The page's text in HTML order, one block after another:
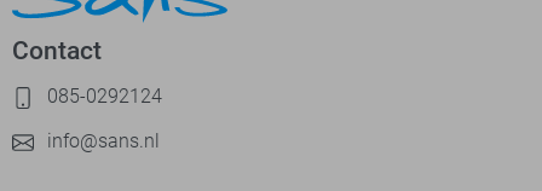
Contact
085-0292124
info@sans.nl